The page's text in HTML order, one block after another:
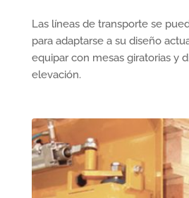
Las líneas de transporte se
para adaptarse a su diseño
equipar con mesas giratorias y
elevación.